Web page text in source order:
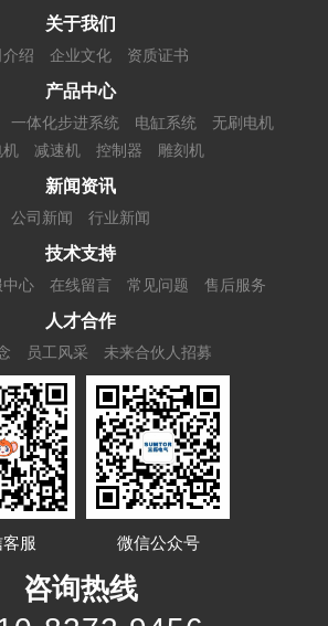
停止电流自动减半9、全隔
离：信号
关于我们
绍 企业文化 资质证书
产品中心
一体化步进系统 电缸系统
无刷电机
机
减速机 控制器 雕刻机
新闻资讯
公司新闻 行业新闻
技术支持
中心 在线留言 常见问题 售后服务
人才合作
员工风采 未来合伙人招募
服 微信公众号
咨询热线